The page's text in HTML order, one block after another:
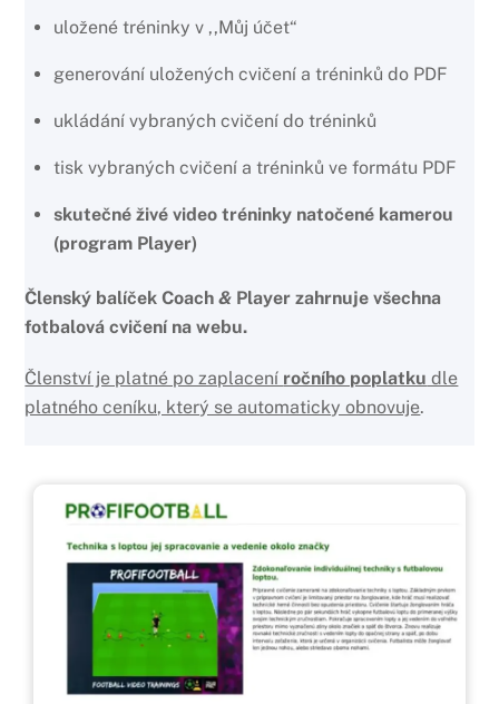
uložené tréninky v ,,Můj účet“
generování uložených cvičení a tréninků do PDF
ukládání vybraných cvičení do tréninků
tisk vybraných cvičení a tréninků ve formátu PDF
skutečné živé video tréninky natočené kamerou
(program Player)
Členský balíček Coach& Player zahrnuje všechna
fotbalová cvičení na webu.
Členství je platné po zaplacení ročního poplatku dle
platného ceníku, který se automaticky obnovuje.